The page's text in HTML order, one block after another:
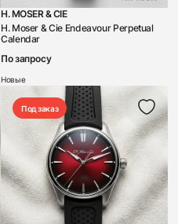
H. MOSER & CIE
H. Moser & Cie Endeavour Perpetual
Calendar
По запросу
Новые
Под заказ